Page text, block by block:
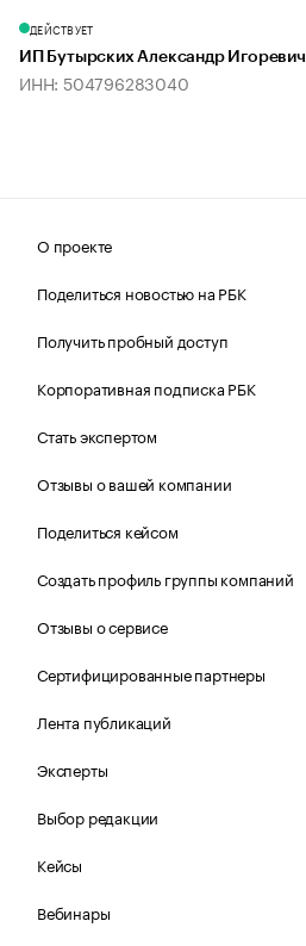
ДЕЙСТВУЕТ
ИП Бутырских Александр Игоревич
ИНН: 504796283040
О проекте
Поделиться новостью на РБК
Получить пробный доступ
Корпоративная подписка РБК
Стать экспертом
Отзывы о вашей компании
Поделиться кейсом
Создать профиль группы компаний
Отзывы о сервисе
Сертифицированные партнеры
Лента публикаций
Эксперты
Выбор редакции
Кейсы
Вебинары